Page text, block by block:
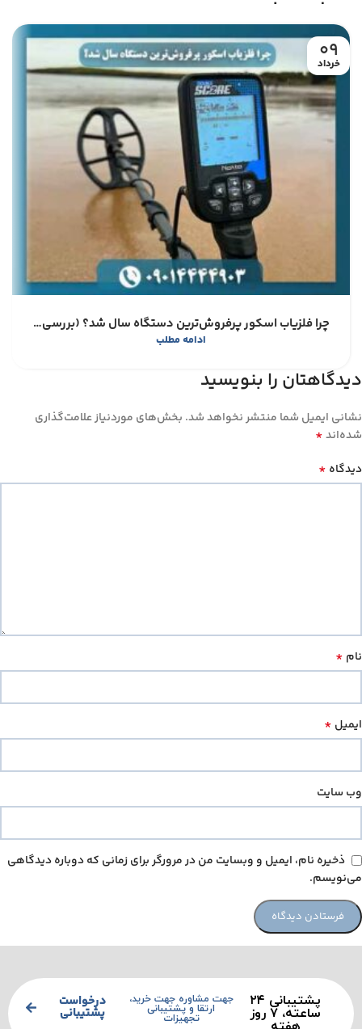
09
خرداد
چرا فلزیاب اسکور پرفروش‌ترین دستگاه سال شد؟ (بررسی مزایا و معایب)
ادامه مطلب
دیدگاهتان را بنویسید
نشانی ایمیل شما منتشر نخواهد شد. بخش‌های موردنیاز علامت‌گذاری
شده‌اند*
دیدگاه *
نام *
ایمیل *
وب‌ سایت
ذخیره نام، ایمیل و وبسایت من در مرورگر برای زمانی که دوباره دیدگاهی
می‌نویسم.
پشتیبانی ۲۴
ساعته، ۷ روز
جهت مشاوره جهت خرید،
ارتقا و پشتیبانی
تجهیزات
درخواست
پشتیبانی